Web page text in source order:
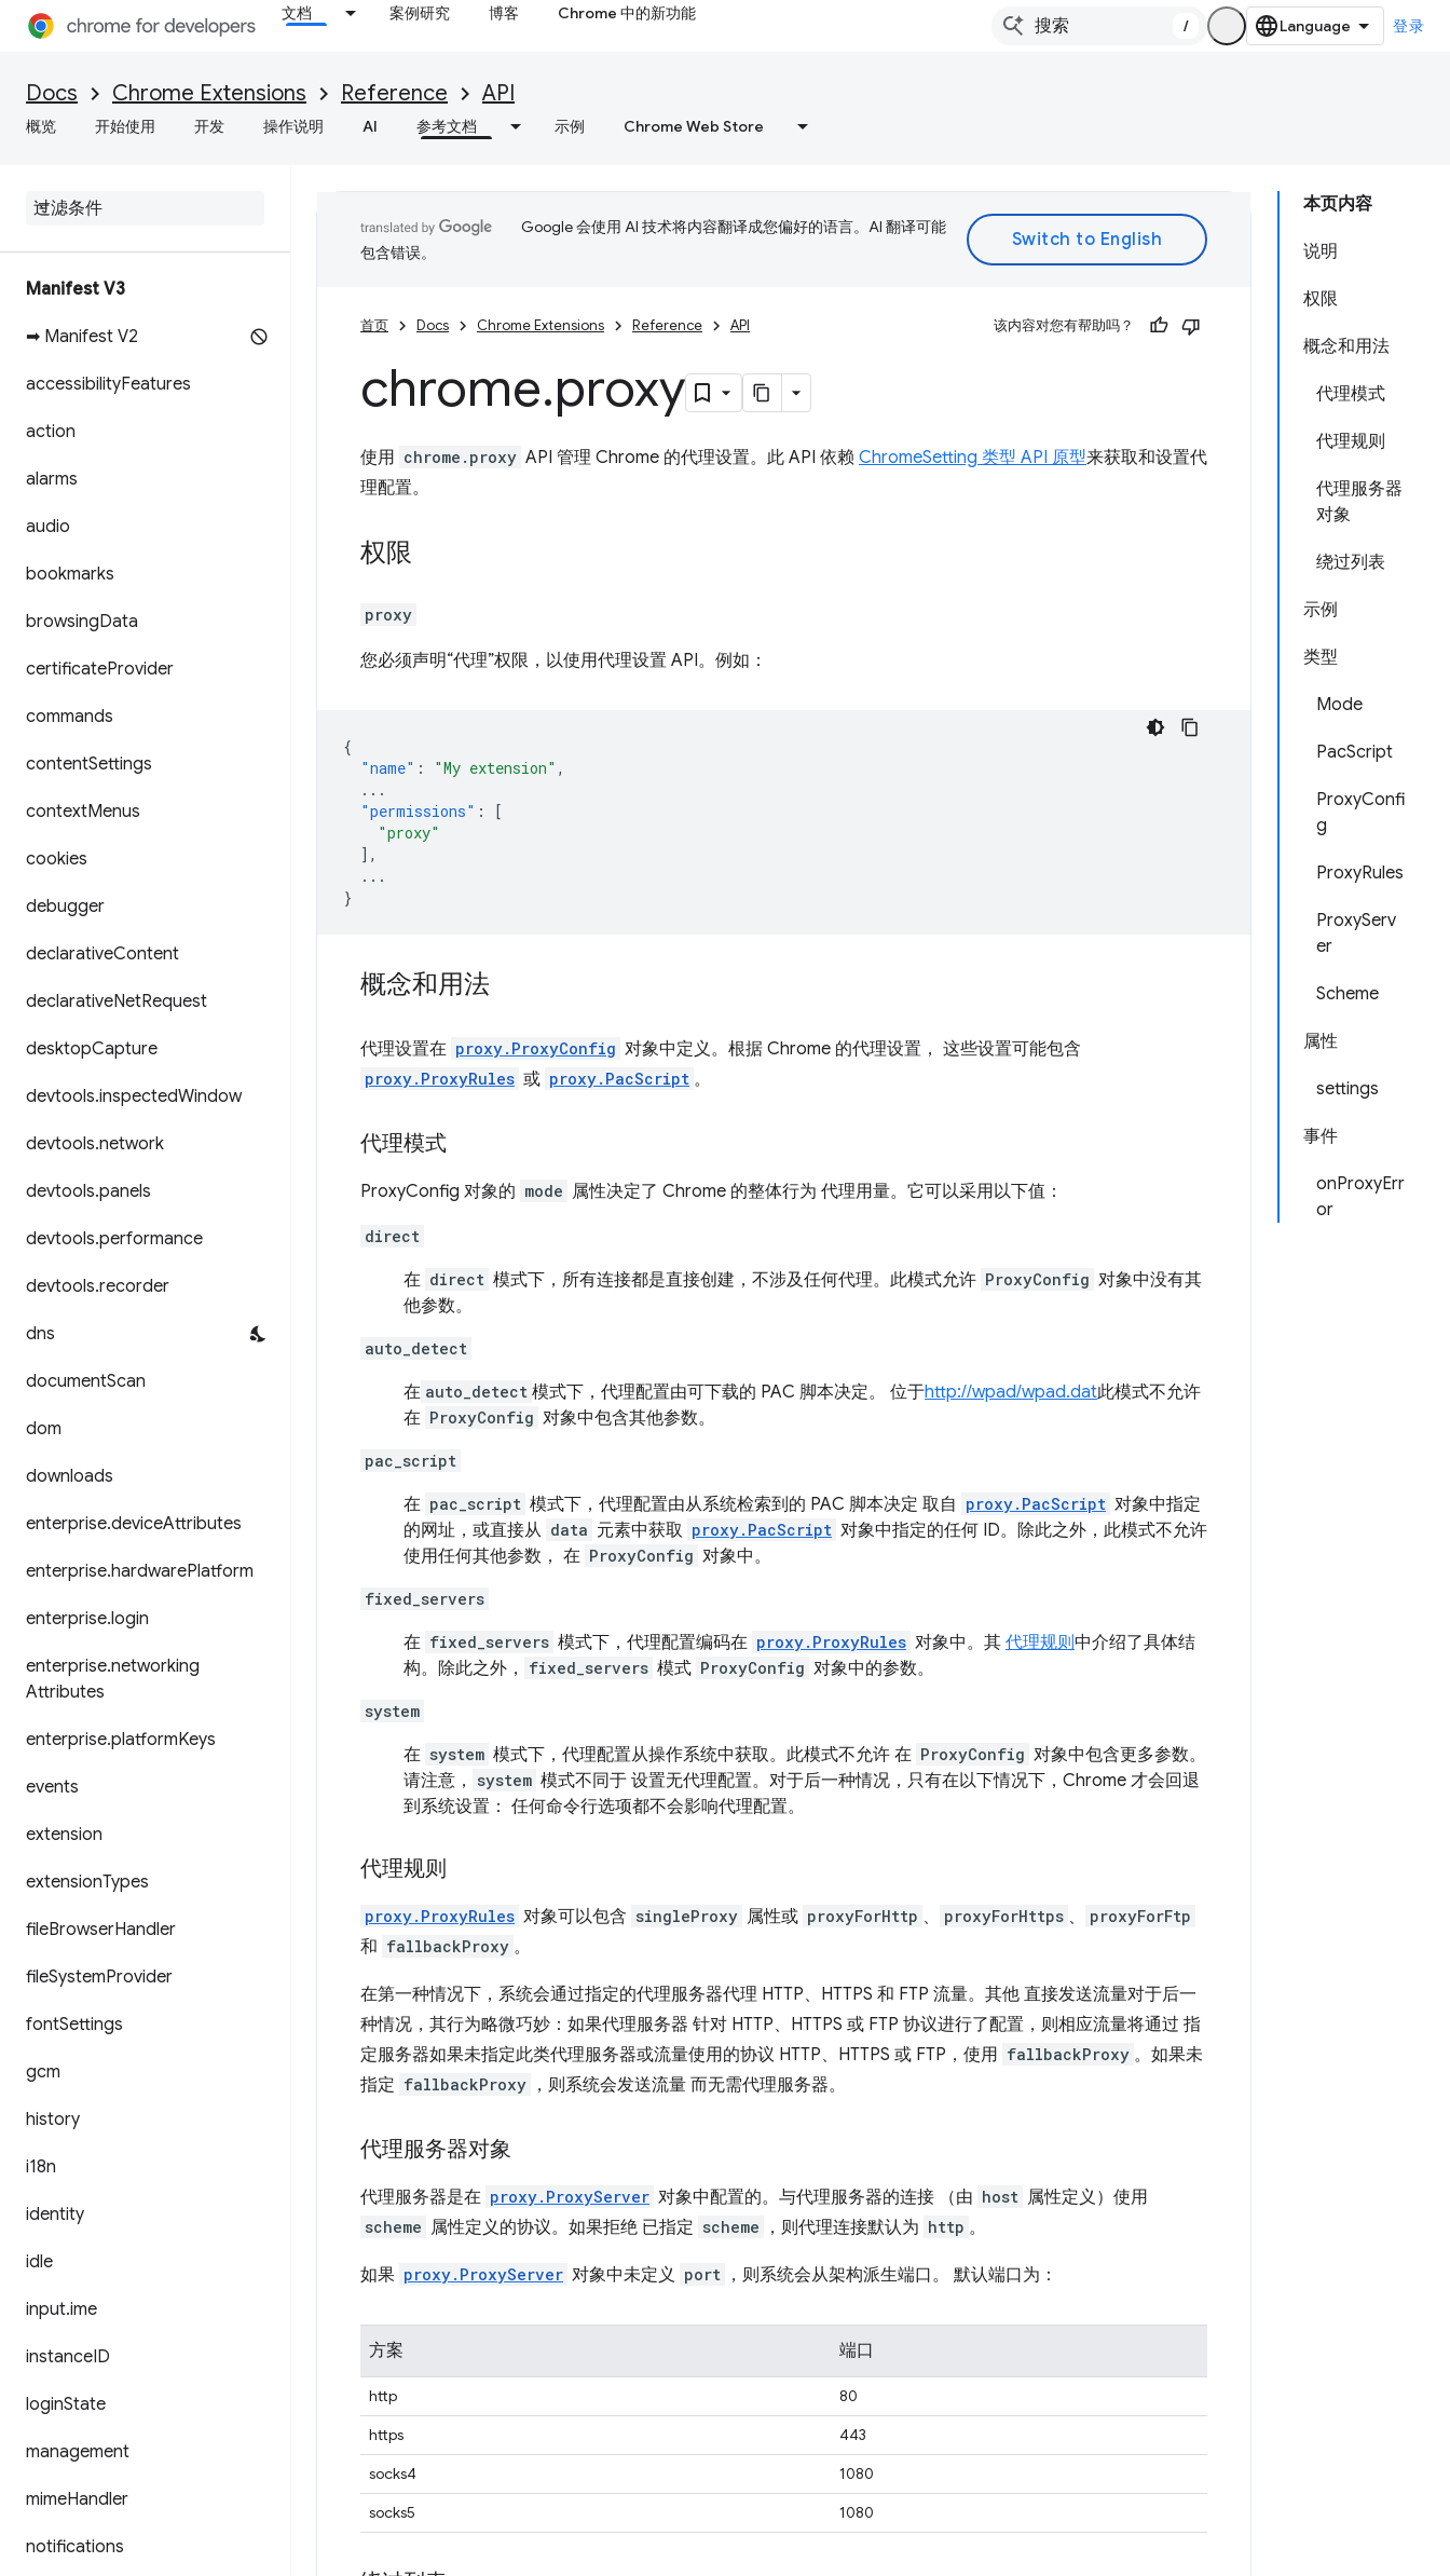
文档 案例研究 博客 Chrome 中的新功能
/ 登录
Docs Chrome Extensions Reference API
概览 开始使用 开发 操作说明 AI 参考文档 示例 Chrome Web Store
Manifest V3
➡ Manifest V2
accessibilityFeatures
action
alarms
audio
bookmarks
browsingData
certificateProvider
commands
contentSettings
contextMenus
cookies
debugger
declarativeContent
declarativeNetRequest
desktopCapture
devtools.inspectedWindow
devtools.network
devtools.panels
devtools.performance
devtools.recorder
dns
documentScan
dom
downloads
enterprise.deviceAttributes
enterprise.hardwarePlatform
enterprise.login
enterprise.networking
Attributes
enterprise.platformKeys
events
extension
extensionTypes
fileBrowserHandler
fileSystemProvider
fontSettings
gcm
history
i18n
identity
idle
input.ime
instanceID
loginState
management
mimeHandler
notifications
本页内容
说明
权限
概念和用法
代理模式
代理规则
代理服务器
对象
绕过列表
示例
类型
Mode
PacScript
ProxyConfi
g
ProxyRules
ProxyServ
er
Scheme
属性
settings
事件
onProxyErr
or
Google 会使用 AI 技术将内容翻译成您偏好的语言。AI 翻译可能
包含错误。
首页 Docs Chrome Extensions Reference API 该内容对您有帮助吗？
chrome.proxy
使用 chrome.proxy API 管理 Chrome 的代理设置。此 API 依赖 ChromeSetting 类型 API 原型来获取和设置代
理配置。
权限
proxy
您必须声明“代理”权限，以使用代理设置 API。例如：
{
"name" : "My extension" ,
...
"permissions" :
[
"proxy"
],
...
}
概念和用法
代理设置在 proxy.ProxyConfig 对象中定义。根据 Chrome 的代理设置， 这些设置可能包含
proxy.ProxyRules 或 proxy.PacScript 。
代理模式
ProxyConfig 对象的 mode 属性决定了 Chrome 的整体行为 代理用量。它可以采用以下值：
direct
在 direct 模式下，所有连接都是直接创建，不涉及任何代理。此模式允许 ProxyConfig 对象中没有其
他参数。
auto_detect
在 auto_detect 模式下，代理配置由可下载的 PAC 脚本决定。 位于http://wpad/wpad.dat此模式不允许
在 ProxyConfig 对象中包含其他参数。
pac_script
在 pac_script 模式下，代理配置由从系统检索到的 PAC 脚本决定 取自 proxy.PacScript 对象中指定
的网址，或直接从 data 元素中获取 proxy.PacScript 对象中指定的任何 ID。除此之外，此模式不允许
使用任何其他参数， 在 ProxyConfig 对象中。
fixed_servers
在 fixed_servers 模式下，代理配置编码在 proxy.ProxyRules 对象中。其 代理规则中介绍了具体结
构。除此之外，
fixed_servers 模式 ProxyConfig 对象中的参数。
system
在 system 模式下，代理配置从操作系统中获取。此模式不允许 在 ProxyConfig 对象中包含更多参数。
请注意，
system 模式不同于 设置无代理配置。对于后一种情况，只有在以下情况下，Chrome 才会回退
到系统设置： 任何命令行选项都不会影响代理配置。
代理规则
proxy.ProxyRules 对象可以包含 singleProxy 属性或 proxyForHttp 、 proxyForHttps 、 proxyForFtp
和 fallbackProxy 。
在第一种情况下，系统会通过指定的代理服务器代理 HTTP、HTTPS 和 FTP 流量。其他 直接发送流量对于后一
种情况，其行为略微巧妙：如果代理服务器 针对 HTTP、HTTPS 或 FTP 协议进行了配置，则相应流量将通过 指
定服务器如果未指定此类代理服务器或流量使用的协议 HTTP、HTTPS 或 FTP，使用 fallbackProxy 。如果未
指定 fallbackProxy ，则系统会发送流量 而无需代理服务器。
代理服务器对象
代理服务器是在 proxy.ProxyServer 对象中配置的。与代理服务器的连接 （由 host 属性定义）使用
scheme 属性定义的协议。如果拒绝 已指定 scheme ，则代理连接默认为 http 。
如果 proxy.ProxyServer 对象中未定义 port ，则系统会从架构派生端口。 默认端口为：
方案 端口
http
80
https
443
socks4
1080
socks5
1080